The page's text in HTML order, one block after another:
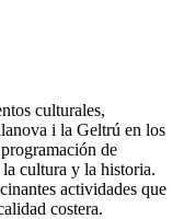
culturales,
i la Geltrú en los
de
la cultura y la historia.
actividades que
costera.